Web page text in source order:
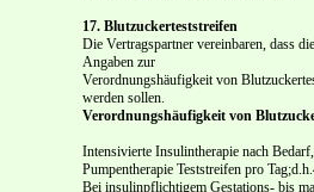
17. Blutzuckerteststreifen
Die Vertragspartner vereinbaren, dass
Angaben zur
Verordnungshäufigkeit von
werden sollen.
Verordnungshäufigkeit von
Intensivierte Insulintherapie nach
Pumpentherapie Teststreifen pro
Bei insulinpflichtigem Gestations- bis